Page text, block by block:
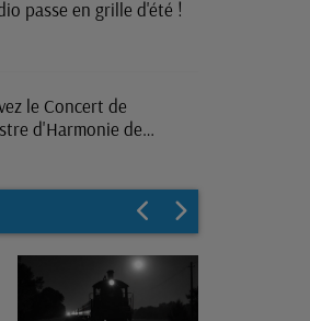
passe en grille d'été !
le Concert de
d'Harmonie de